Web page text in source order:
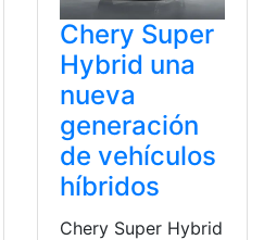
Chery Super
Hybrid una
nueva
generación
de vehículos
híbridos
Chery Super Hybrid